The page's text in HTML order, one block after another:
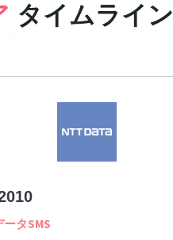
タイムライン
タSMS